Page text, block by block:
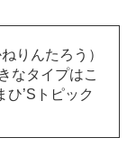
りんたろう）
なタイプはこ
ひ’Sトピック